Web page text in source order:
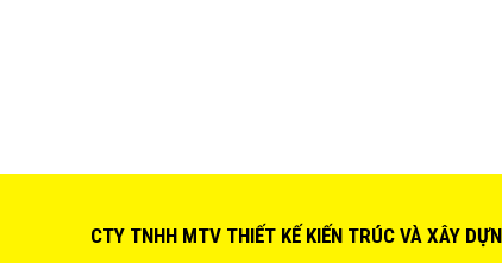
CTY TNHH MTV THIẾT KẾ KIẾN TRÚC VÀ XÂY